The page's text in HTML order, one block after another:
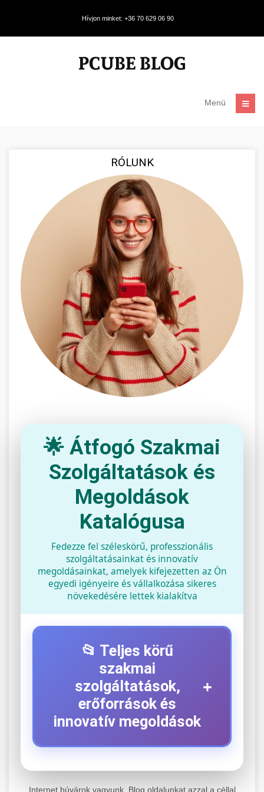
Hívjon minket: +36 70 629 06 90
Menü
RÓLUNK
🌟 Átfogó Szakmai
Szolgáltatások és
Megoldások
Katalógusa
Fedezze fel széleskörű, professzionális
szolgáltatásainkat és innovatív
megoldásainkat, amelyek kifejezetten az Ön
egyedi igényeire és vállalkozása sikeres
növekedésére lettek kialakítva
📂 Teljes körű
szakmai
szolgáltatások,
erőforrások és
innovatív megoldások
+
+
Internet búvárok vagyunk. Blog oldalunkat azzal a céllal